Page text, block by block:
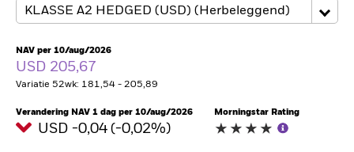
Particulieren
Nederland
Change location
BlackRock
NAV per 10/aug/2026
USD 205,67
Variatie 52wk: 181,54 - 205,89
Verandering NAV 1 dag per 10/aug/2026
USD -0,04 (-0,02%)
Morningstar Rating